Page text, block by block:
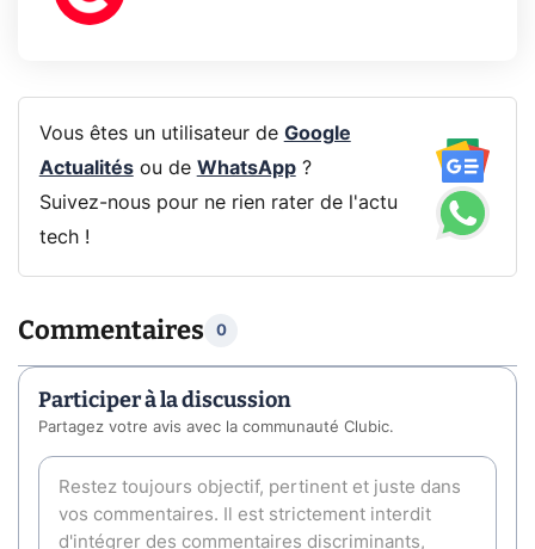
Vous êtes un utilisateur de Google
Actualitésou de WhatsApp?
Suivez-nous pour ne rien rater de l'actu
tech !
Commentaires 0
Participer à la discussion
Partagez votre avis avec la communauté Clubic.